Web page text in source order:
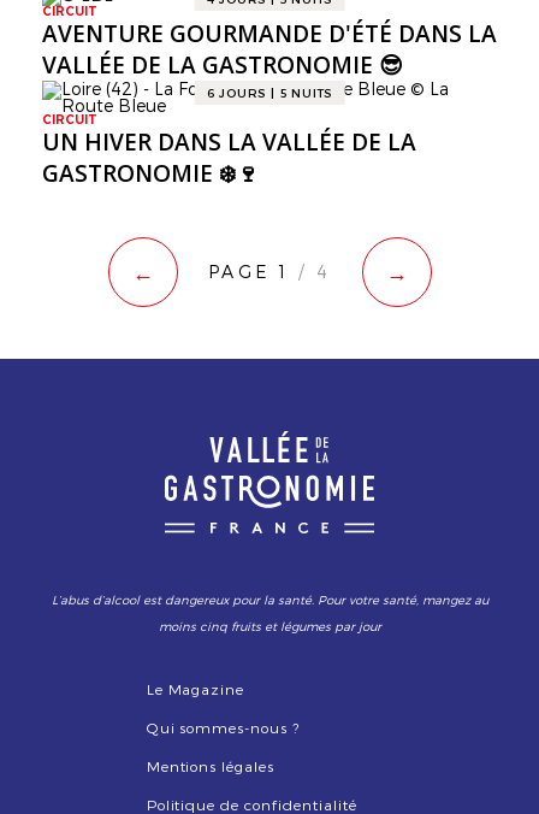
CIRCUIT
AVENTURE GOURMANDE D'ÉTÉ DANS LA
VALLÉE DE LA GASTRONOMIE 😎
6 JOURS | 5 NUITS
CIRCUIT
UN HIVER DANS LA VALLÉE DE LA
GASTRONOMIE ❄️🍷
← PAGE 1 / 4 →
L’abus d’alcool est dangereux pour la santé. Pour votre santé, mangez au
moins cinq fruits et légumes par jour
Le Magazine
Qui sommes-nous ?
Mentions légales
Politique de confidentialité